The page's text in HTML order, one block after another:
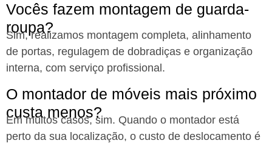
Vocês fazem montagem de guarda-
roupa?
Sim, realizamos montagem completa, alinhamento
de portas, regulagem de dobradiças e organização
interna, com serviço profissional.
O montador de móveis mais próximo
custa menos?
Em muitos casos, sim. Quando o montador está
perto da sua localização, o custo de deslocamento é